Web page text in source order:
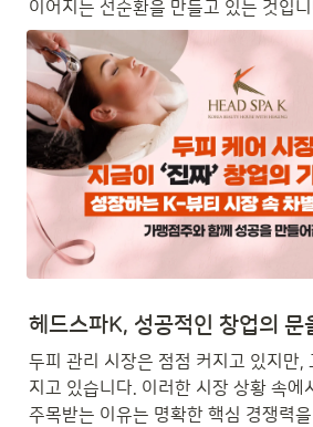
이어지는 선순환을 만들고 있는 것입
헤드스파K, 성공적인 창업의 문
두피 관리 시장은 점점 커지고 있지만,
지고 있습니다. 이러한 시장 상황 속에
주목받는 이유는 명확한 핵심 경쟁력